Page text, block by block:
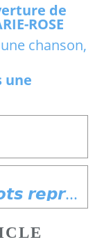
de
ROSE
une
𝙍𝙚𝙥𝙧𝙞𝙨𝙚 𝙙𝙚 𝙢𝙤𝙩𝙨 (𝙤𝙪 𝙢𝙤𝙩𝙨 𝙧𝙚𝙥𝙧𝙞𝙨𝙚́𝙨)